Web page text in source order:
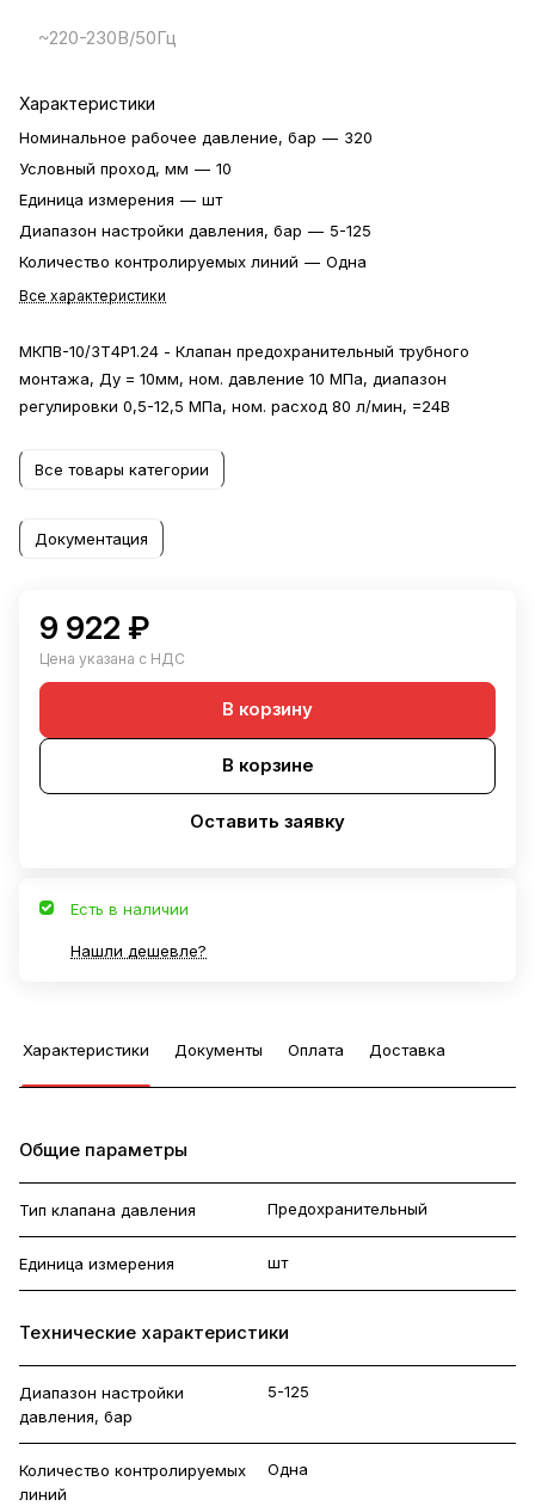
~220-230В/50Гц
Характеристики
Номинальное рабочее давление, бар — 320
Условный проход, мм — 10
Единица измерения — шт
Диапазон настройки давления, бар — 5-125
Количество контролируемых линий — Одна
Все характеристики
МКПВ-10/3Т4Р1.24 - Клапан предохранительный трубного
монтажа, Ду = 10мм, ном. давление 10 МПа, диапазон
регулировки 0,5-12,5 МПа, ном. расход 80 л/мин, =24В
Все товары категории
Документация
9 922 ₽
Цена указана с НДС
В корзину
В корзине
Оставить заявку
Есть в наличии
Нашли дешевле?
Характеристики Документы Оплата Доставка
Общие параметры
Тип клапана давления Предохранительный
Единица измерения шт
Технические характеристики
Диапазон настройки
давления, бар
5-125
Количество контролируемых
линий
Одна